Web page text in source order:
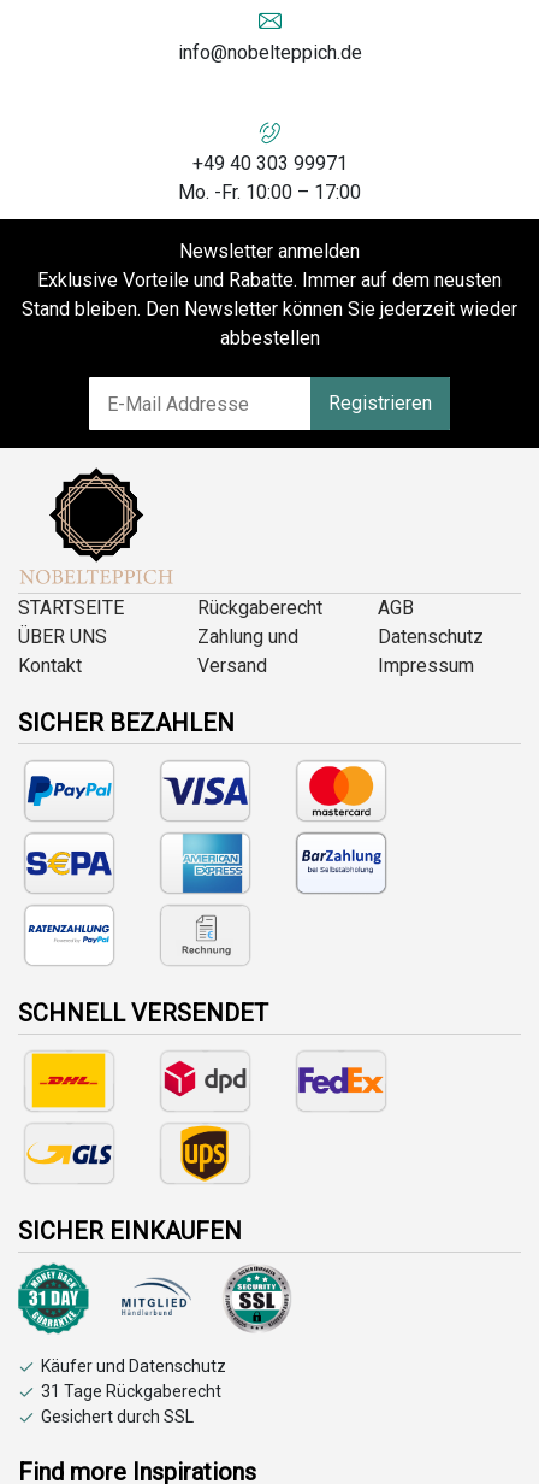
info@nobelteppich.de
+49 40 303 99971
Mo. -Fr. 10:00 – 17:00
Newsletter anmelden
Exklusive Vorteile und Rabatte. Immer auf dem neusten
Stand bleiben. Den Newsletter können Sie jederzeit wieder
abbestellen
Registrieren
STARTSEITE
ÜBER UNS
Kontakt
Rückgaberecht
Zahlung und
Versand
AGB
Datenschutz
Impressum
SICHER BEZAHLEN
SCHNELL VERSENDET
SICHER EINKAUFEN
Käufer und Datenschutz
31 Tage Rückgaberecht
Gesichert durch SSL
Find more Inspirations